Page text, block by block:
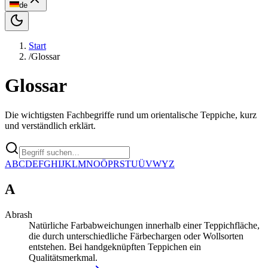
de
Start
/Glossar
Glossar
Die wichtigsten Fachbegriffe rund um orientalische Teppiche, kurz
und verständlich erklärt.
ABCDEFGHIJKLMNOÖPRSTUÜVWYZ
A
Abrash
Natürliche Farbabweichungen innerhalb einer Teppichfläche,
die durch unterschiedliche Färbechargen oder Wollsorten
entstehen. Bei handgeknüpften Teppichen ein
Qualitätsmerkmal.